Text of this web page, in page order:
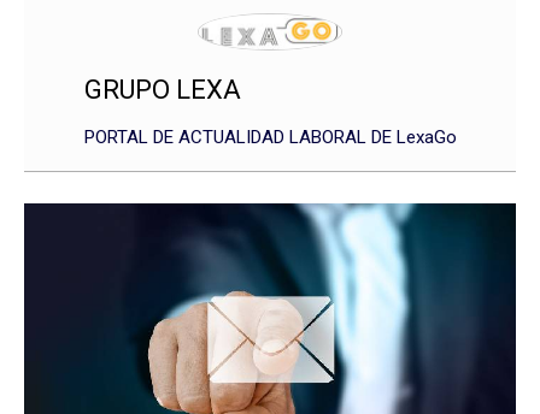
GRUPO LEXA
PORTAL DE ACTUALIDAD LABORAL DE LexaGo